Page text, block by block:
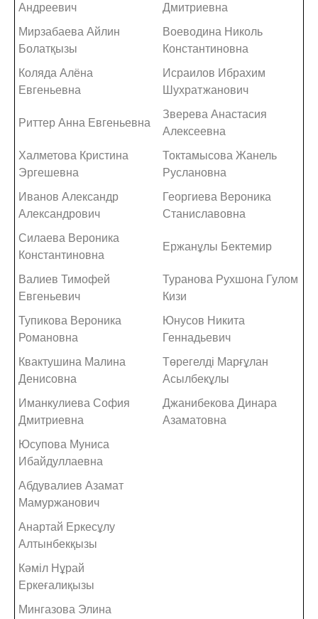
Андреевич
Дмитриевна
Мирзабаева Айлин
Болатқызы
Воеводина Николь
Константиновна
Коляда Алёна
Евгеньевна
Исраилов Ибрахим
Шухратжанович
Риттер Анна Евгеньевна
Зверева Анастасия
Алексеевна
Халметова Кристина
Эргешевна
Токтамысова Жанель
Руслановна
Иванов Александр
Александрович
Георгиева Вероника
Станиславовна
Силаева Вероника
Константиновна
Ержанұлы Бектемир
Валиев Тимофей
Евгеньевич
Туранова Рухшона Гулом
Кизи
Тупикова Вероника
Романовна
Юнусов Никита
Геннадьевич
Квактушина Малина
Денисовна
Төрегелді Марғұлан
Асылбекұлы
Иманкулиева София
Дмитриевна
Джанибекова Динара
Азаматовна
Юсупова Муниса
Ибайдуллаевна
Абдувалиев Азамат
Мамуржанович
Анартай Еркесұлу
Алтынбекқызы
Кәміл Нұрай
Еркеғалиқызы
Мингазова Элина